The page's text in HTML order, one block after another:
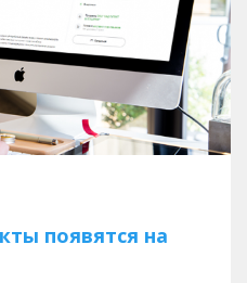
появятся на